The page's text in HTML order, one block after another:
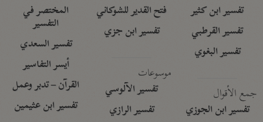
تفسير ابن كثير
تفسير القرطبي
تفسير البغوي
جمع الأقوال
تفسير ابن الجوزي
فتح القدير للشوكاني
تفسير ابن جزي
موسوعات
تفسير الآلوسي
تفسير الرازي
المختصر في
التفسير
تفسير السعدي
أيسر التفاسير
القرآن – تدبر وعمل
تفسير ابن عثيمين